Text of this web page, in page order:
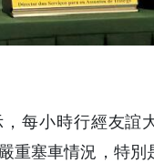
每小時行經友誼
重塞車情況，特別